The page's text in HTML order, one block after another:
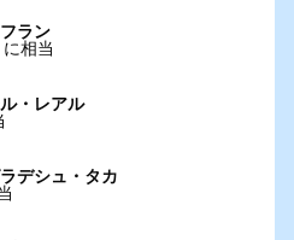
ラン
相当
・レアル
デシュ・タカ